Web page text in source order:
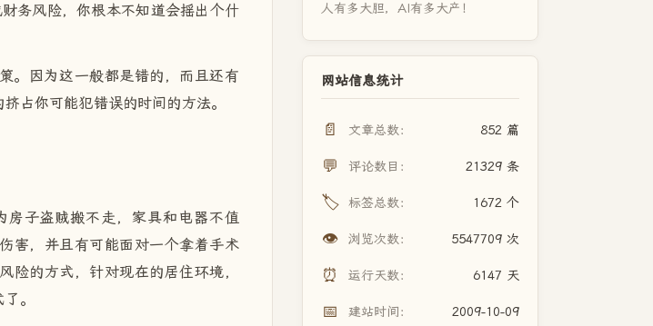
务风险，你根本不知道会摇出个什
。因为这一般都是错的，而且还有
占你可能犯错误的时间的方法。
房子盗贼搬不走，家具和电器不值
害，并且有可能面对一个拿着手术
险的方式，针对现在的居住环境，
。
人有多大胆，AI有多大产！
网站信息统计
📄 文章总数： 852 篇
💬 评论数目： 21329 条
🏷️ 标签总数： 1672 个
👁️ 浏览次数： 5547709 次
⏰ 运行天数： 6147 天
📅 建站时间： 2009-10-09